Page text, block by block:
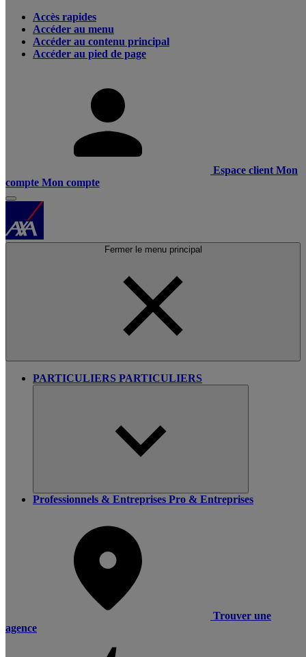
Accès rapides
Accéder au menu
Accéder au contenu principal
Accéder au pied de page
Espace client Mon
compte Mon compte
Fermer le menu principal
PARTICULIERS PARTICULIERS
Professionnels & Entreprises Pro & Entreprises
Trouver une
agence